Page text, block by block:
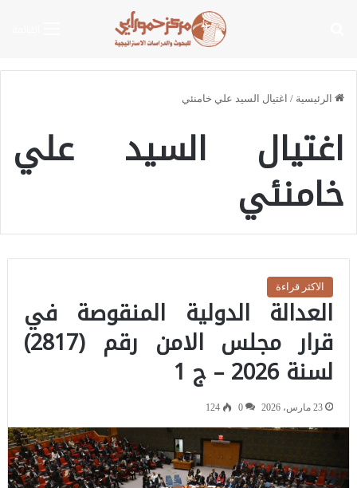
الرئيسية / اغتيال السيد علي خامنئي
اغتيال السيد علي
خامنئي
الاكثر قراءة
العدالة الدولية المنقوصة في
قرار مجلس الامن رقم (2817)
لسنة 2026 – ج 1
23 مارس، 2026 0
124